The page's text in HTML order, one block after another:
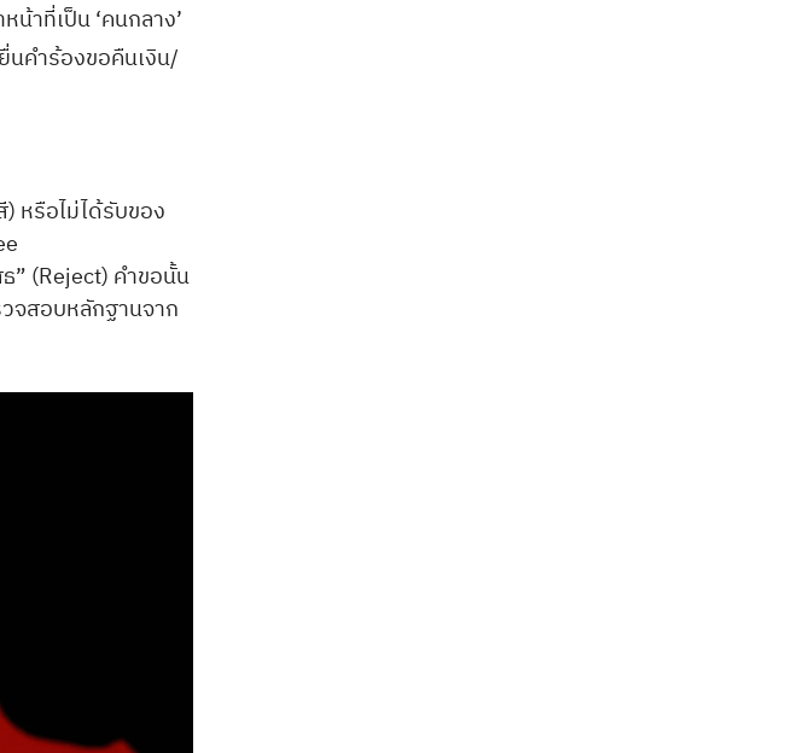
น้าที่เป็น ‘คนกลาง’
นคำร้องขอคืนเงิน/
หรือไม่ได้รับของ
” (Reject) คำขอนั้น
จสอบหลักฐานจาก